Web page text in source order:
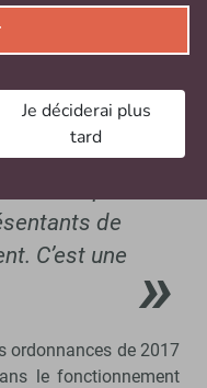
des
parcours ?
par les
de
C’est une
ordonnances de 2017
le fonctionnement
Je déciderai plus
tard